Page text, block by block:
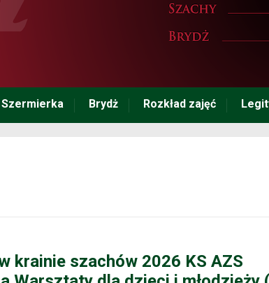
Szermierka Brydż Rozkład zajęć
krainie szachów 2026 KS AZS